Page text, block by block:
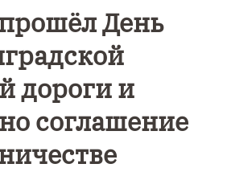
День
дороги и
соглашение